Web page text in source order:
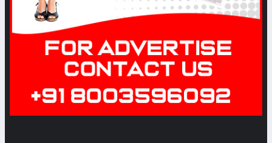
टेक्सटाइल उद्योग के लिए पीएलआई
स्कीम-2 जल्दी ही
Date: 2022-09-28 04:56:04 |
Category: Textile
मिलों ने शर्टिंग की नई रेंज बाजार में उतारी,